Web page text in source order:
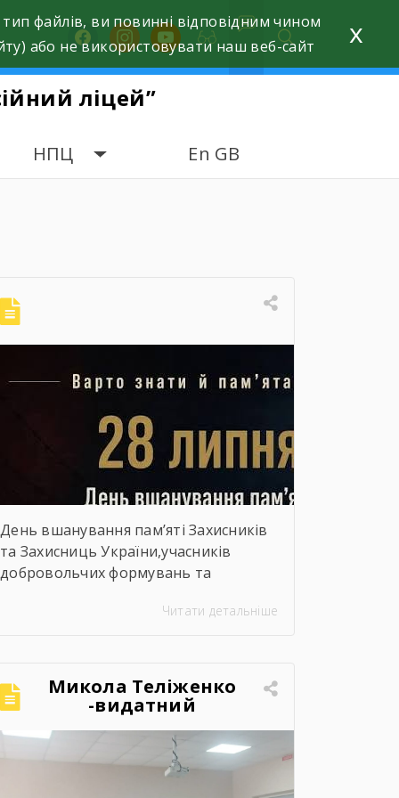
facebookinstagramyoutube
ліцей”
НПЦ En GB
День вшанування пам’яті Захисників
та Захисниць України,учасників
добровольчих формувань та
закатовані або загинули у полоні
Читати детальніше
Микола Теліженко
-видатний
український
художник, графік,
скульптор, майстер
декоративно-
файлів, ви повинні відповідним чином
або не використовувати наш веб-сайт
x